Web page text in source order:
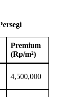
Premium
(Rp/m²)
4,500,000